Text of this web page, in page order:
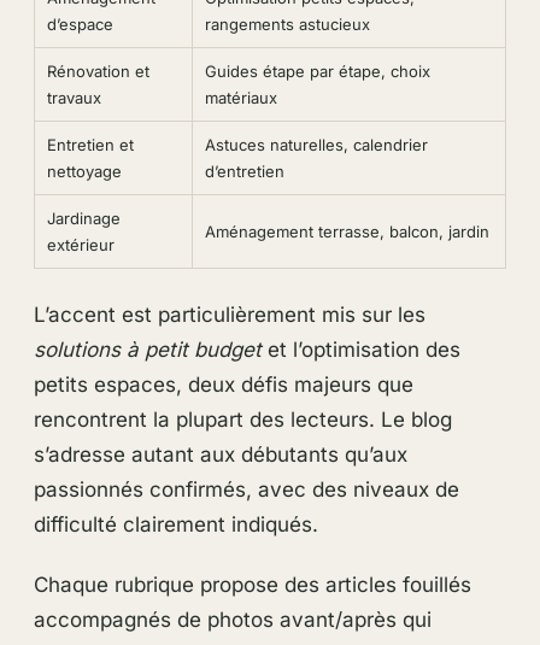
d’espace
rangements astucieux
Rénovation et
travaux
Guides étape par étape, choix
matériaux
Entretien et
nettoyage
Astuces naturelles, calendrier
d’entretien
Jardinage
extérieur
Aménagement terrasse, balcon, jardin
L’accent est particulièrement mis sur les
solutions à petit budgetet l’optimisation des
petits espaces, deux défis majeurs que
rencontrent la plupart des lecteurs. Le blog
s’adresse autant aux débutants qu’aux
passionnés confirmés, avec des niveaux de
difficulté clairement indiqués.
Chaque rubrique propose des articles fouillés
accompagnés de photos avant/après qui